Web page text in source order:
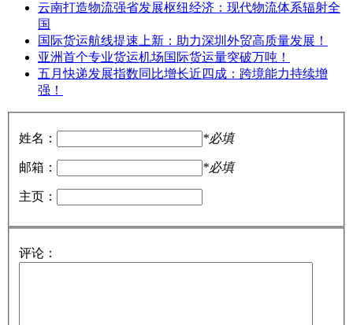
云南打造物流强省发展枢纽经济：现代物流体系辐射全
国
国际货运航线提速上新：助力深圳外贸高质量发展！
亚洲首个专业货运机场国际货运量突破万吨！
五月快递发展指数同比增长近四成：跨境能力持续增
强！
姓名： *必填
邮箱： *必填
主页：
评论：